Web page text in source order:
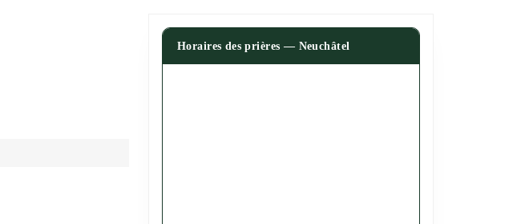
Horaires des prières — Neuchâtel